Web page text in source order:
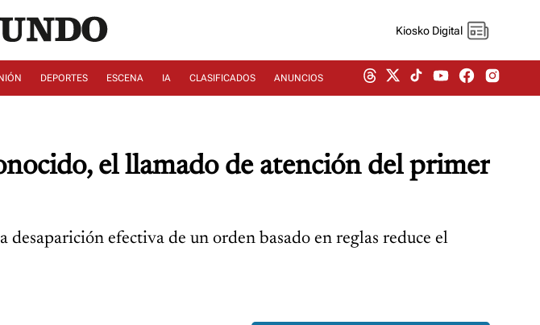
Kiosko Digital
DEPORTES ESCENA IA CLASIFICADOS ANUNCIOS
el llamado de atención del primer
desaparición efectiva de un orden basado en reglas reduce el